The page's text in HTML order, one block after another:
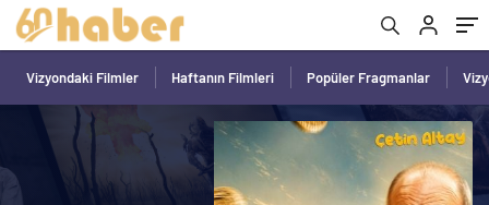
Vizyondaki Filmler Haftanın Filmleri Popüler Fragmanlar